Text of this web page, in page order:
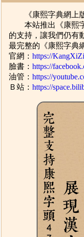
《康熙字典網上版
本站推出《康熙字
的支持，讓我們仍有
最完整的《康熙字典
官網：https://
臉書：https://
油管：https://
Ｂ站：https://